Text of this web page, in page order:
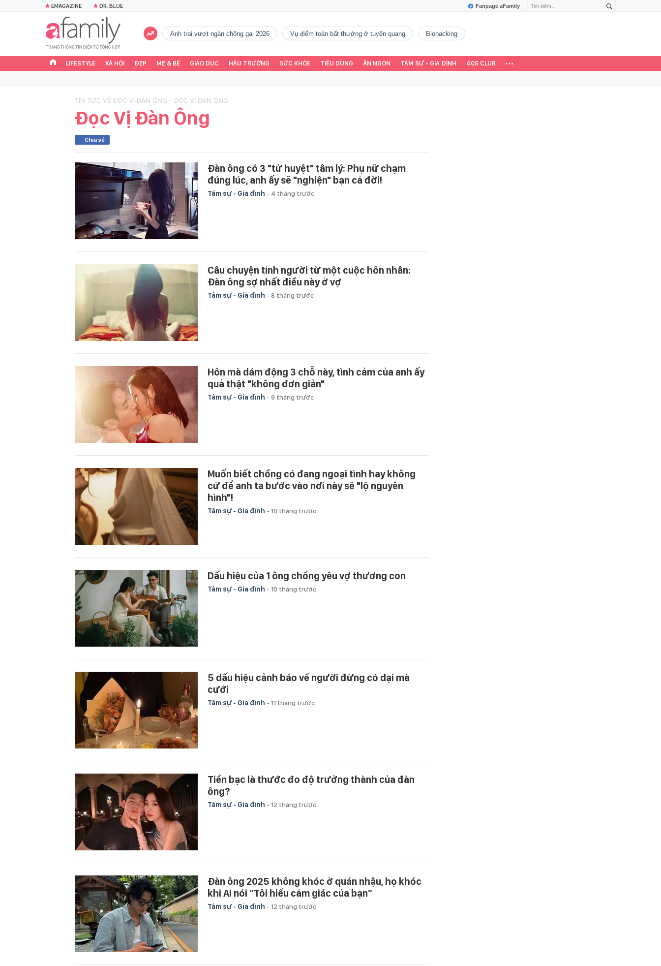
Fanpage aFamily
EMAGAZINE DR. BLUE
Anh trai vượt ngàn chông gai 2026 vụ điểm toán bất thường ở tuyên quang Biohacking
LIFESTYLE XÃ HỘI ĐẸP MẸ & BÉ GIÁO DỤC HẬU TRƯỜNG SỨC KHỎE TIÊU DÙNG ĂN NGON TÂM SỰ - GIA ĐÌNH 40S CLUB
TIN TỨC VỀ ĐỌC VỊ ĐÀN ÔNG - DOC VI DAN ONG
Đọc Vị Đàn Ông
Chia sẻ
Đàn ông có 3 "tử huyệt" tâm lý: Phụ nữ chạm
đúng lúc, anh ấy sẽ "nghiện" bạn cả đời!
Tâm sự - Gia đình - 4 tháng trước
Câu chuyện tỉnh người từ một cuộc hôn nhân:
Đàn ông sợ nhất điều này ở vợ
Tâm sự - Gia đình - 8 tháng trước
Hôn mà dám động 3 chỗ này, tình cảm của anh ấy
quả thật "không đơn giản"
Tâm sự - Gia đình - 9 tháng trước
Muốn biết chồng có đang ngoại tình hay không
cứ để anh ta bước vào nơi này sẽ "lộ nguyên
hình"!
Tâm sự - Gia đình - 10 tháng trước
Dấu hiệu của 1 ông chồng yêu vợ thương con
Tâm sự - Gia đình - 10 tháng trước
5 dấu hiệu cảnh báo về người đừng có dại mà
cưới
Tâm sự - Gia đình - 11 tháng trước
Tiền bạc là thước đo độ trưởng thành của đàn
ông?
Tâm sự - Gia đình - 12 tháng trước
Đàn ông 2025 không khóc ở quán nhậu, họ khóc
khi AI nói “Tôi hiểu cảm giác của bạn”
Tâm sự - Gia đình - 12 tháng trước